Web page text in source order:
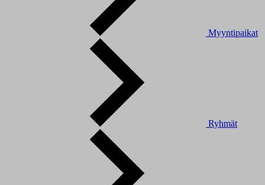
Myyntipaikat
Ryhmät